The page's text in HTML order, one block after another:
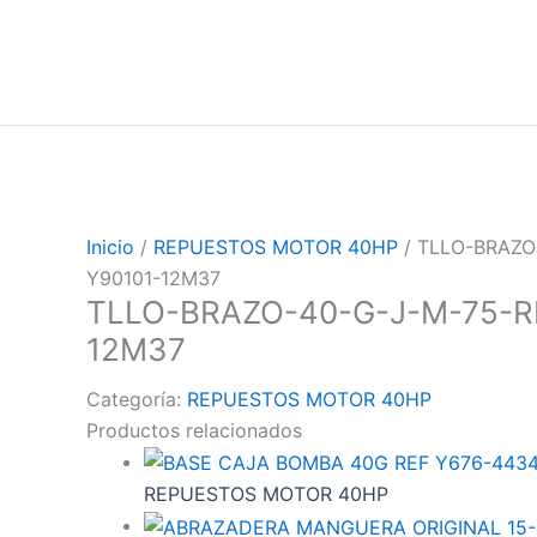
Inicio / REPUESTOS MOTOR 40HP / TLLO-
Y90101-12M37
TLLO-BRAZO-40-G-J-M-75-
12M37
Categoría: REPUESTOS MOTOR 40HP
Productos relacionados
REPUESTOS MOTOR 40HP